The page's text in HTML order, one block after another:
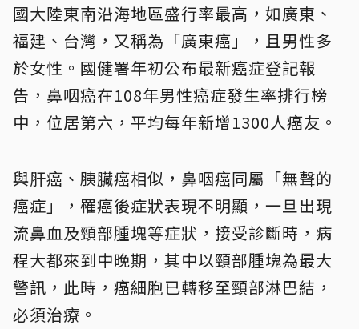
國大陸東南沿海地區盛行率最高，如廣東、
福建、台灣，又稱為「廣東癌」，且男性多
於女性。國健署年初公布最新癌症登記報
告，鼻咽癌在108年男性癌症發生率排行榜
中，位居第六，平均每年新增1300人癌友。
與肝癌、胰臟癌相似，鼻咽癌同屬「無聲的
癌症」，罹癌後症狀表現不明顯，一旦出現
流鼻血及頸部腫塊等症狀，接受診斷時，病
程大都來到中晚期，其中以頸部腫塊為最大
警訊，此時，癌細胞已轉移至頸部淋巴結，
必須治療。